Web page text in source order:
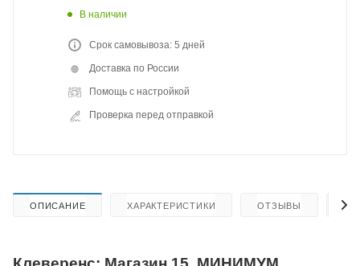
В наличии
Срок самовывоза: 5 дней
Доставка по России
Помощь с настройкой
Проверка перед отправкой
ОПИСАНИЕ ХАРАКТЕРИСТИКИ ОТЗЫВЫ